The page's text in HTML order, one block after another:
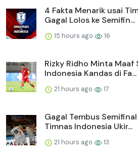
4 Fakta Menarik usai
Gagal Lolos ke Semifin...
15 hours ago 16
Rizky Ridho Minta Maaf
Indonesia Kandas di Fa...
21 hours ago 17
Gagal Tembus
Timnas Indonesia Ukir...
21 hours ago 13